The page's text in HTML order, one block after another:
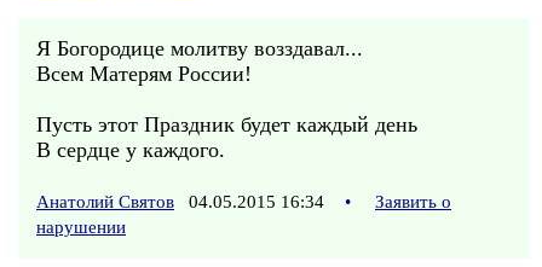
Я Богородице молитву возздавал...
Всем Матерям России!
Пусть этот Праздник будет каждый день
В сердце у каждого.
Анатолий Святов 04.05.2015 16:34 •
Заявить о
нарушении